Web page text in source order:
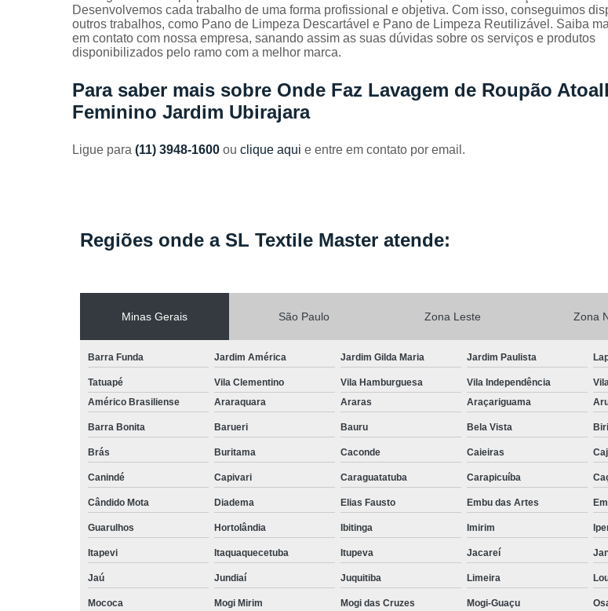
Toalhas
industriais
Venda de
Locação de
Locação de Capa
Locação de Kimono
Aluguel de Toalha
Aluguel de Toalha de
Locação de Toalha
Locação de Toalha de
Locação de Toalha de
Locação de Toalha de
Aluguel de
Aluguel de Toalha
Locação de Toalha de
Desenvolvemos cada trabalho de uma forma profissional e objetiva. Com isso, conseguimos
outros trabalhos, como Pano de Limpeza Descartável e Pano de Limpeza Reutilizável. Saiba
em contato com nossa empresa, sanando assim as suas dúvidas sobre os serviços e produtos
disponibilizados pelo ramo com a melhor marca.
Para saber mais sobre Onde Faz Lavagem de Roupão
Feminino Jardim Ubirajara
Ligue para (11) 3948-1600 ou clique aqui e entre em contato por email.
Regiões onde a SL Textile Master atende:
Minas Gerais São Paulo Zona Leste Zona
Barra Funda Jardim América Jardim Gilda Maria Jardim Paulista
Tatuapé Vila Clementino Vila Hamburguesa Vila Independência
Américo Brasiliense
Araraquara Araras Araçariguama
Barra Bonita Barueri Bauru Bela Vista
Brás Buritama Caconde Caieiras
Canindé Capivari Caraguatatuba Carapicuíba
Cândido Mota Diadema Elias Fausto Embu das Artes
Guarulhos Hortolândia Ibitinga Imirim
Itapevi Itaquaquecetuba Itupeva Jacareí
Jaú Jundiaí Juquitiba Limeira
Mococa Mogi Mirim Mogi das Cruzes Mogi-Guaçu